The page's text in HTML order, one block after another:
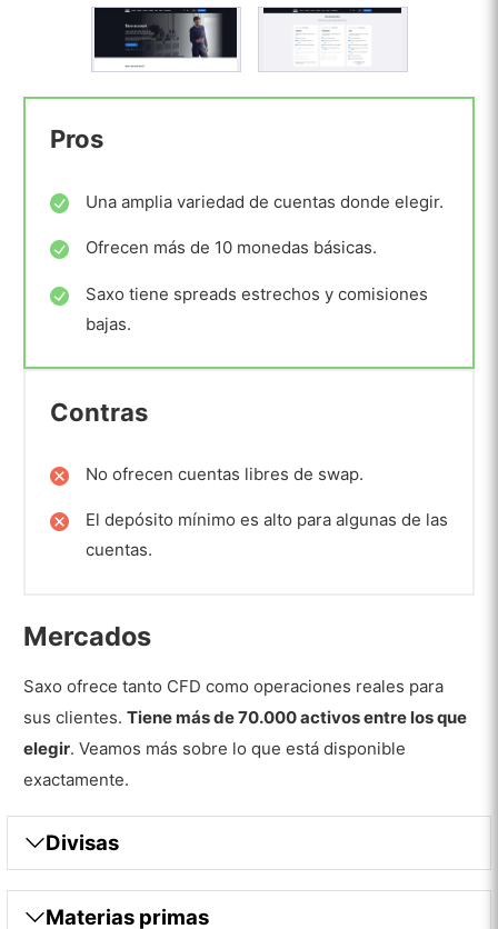
Pros
Una amplia variedad de cuentas donde elegir.
Ofrecen más de 10 monedas básicas.
Saxo tiene spreads estrechos y comisiones
bajas.
Contras
No ofrecen cuentas libres de swap.
El depósito mínimo es alto para algunas de las
cuentas.
Mercados
Saxo ofrece tanto CFD como operaciones reales para
sus clientes.Tiene más de 70.000 activos entre los que
elegir. Veamos más sobre lo que está disponible
exactamente.
Divisas
Materias primas